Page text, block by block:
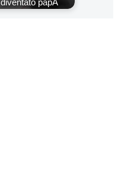
diventato papÃ